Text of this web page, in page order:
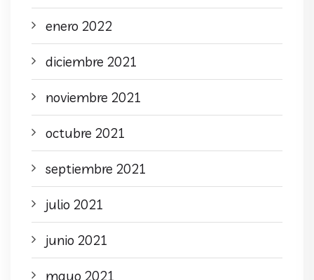
enero 2022
diciembre 2021
noviembre 2021
octubre 2021
septiembre 2021
julio 2021
junio 2021
mayo 2021